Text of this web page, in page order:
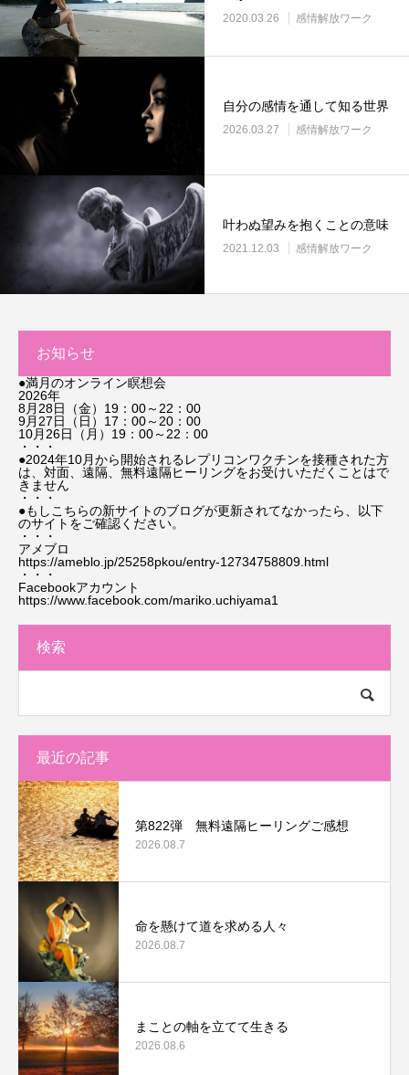
2020.03.26 感情解放ワーク
自分の感情を通して知る世界
2026.03.27 感情解放ワーク
叶わぬ望みを抱くことの意味
2021.12.03 感情解放ワーク
お知らせ
●満月のオンライン瞑想会
2026年
8月28日（金）19：00～22：00
9月27日（日）17：00～20：00
10月26日（月）19：00～22：00
・・・
●2024年10月から開始されるレプリコンワクチンを接種された方
は、対面、遠隔、無料遠隔ヒーリングをお受けいただくことはで
きません
・・・
●もしこちらの新サイトのブログが更新されてなかったら、以下
のサイトをご確認ください。
・・・
アメブロ
https://ameblo.jp/25258pkou/entry-12734758809.html
・・・
Facebookアカウント
https://www.facebook.com/mariko.uchiyama1
検索
最近の記事
第822弾 無料遠隔ヒーリングご感想
2026.08.7
命を懸けて道を求める人々
2026.08.7
まことの軸を立てて生きる
2026.08.6